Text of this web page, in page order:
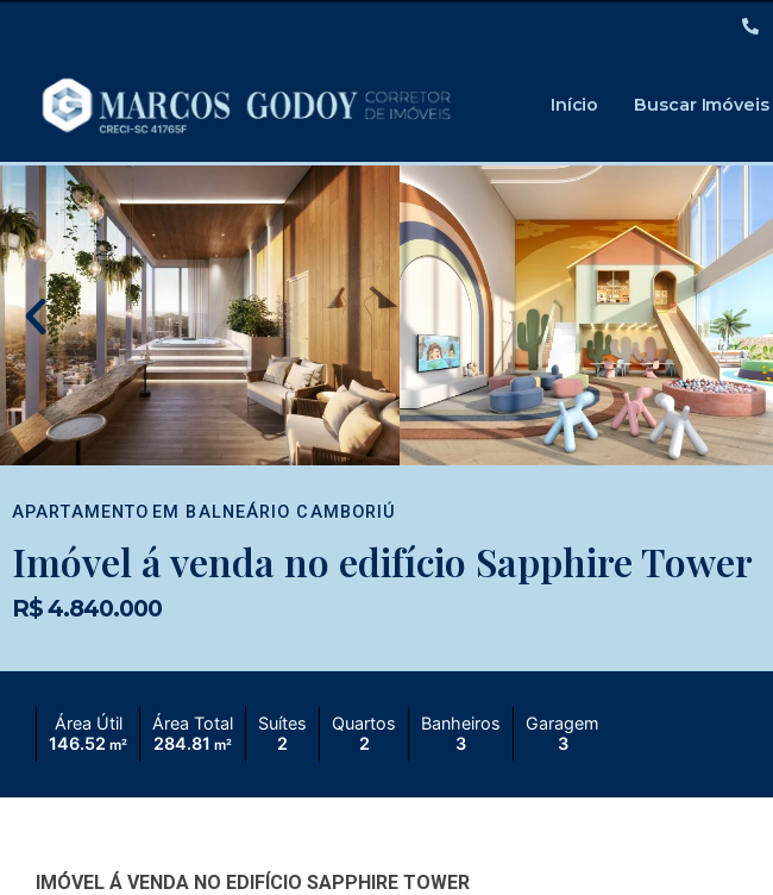
Início Buscar Imóveis
APARTAMENTO EM BALNEÁRIO CAMBORIÚ
Imóvel á venda no edifício Sapphire Tower
R$ 4.840.000
Área Útil
146.52 m²
Área Total
284.81 m²
Suítes
2
Quartos
2
Banheiros
3
Garagem
3
IMÓVEL Á VENDA NO EDIFÍCIO SAPPHIRE TOWER